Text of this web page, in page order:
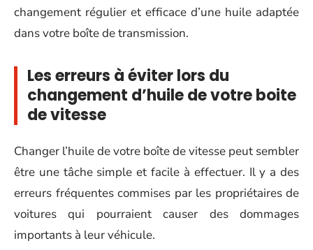
changement régulier et efficace d’une huile adaptée
dans votre boîte de transmission.
Les erreurs à éviter lors du
changement d’huile de votre boite
de vitesse
Changer l’huile de votre boîte de vitesse peut sembler
être une tâche simple et facile à effectuer. Il y a des
erreurs fréquentes commises par les propriétaires de
voitures qui pourraient causer des dommages
importants à leur véhicule.